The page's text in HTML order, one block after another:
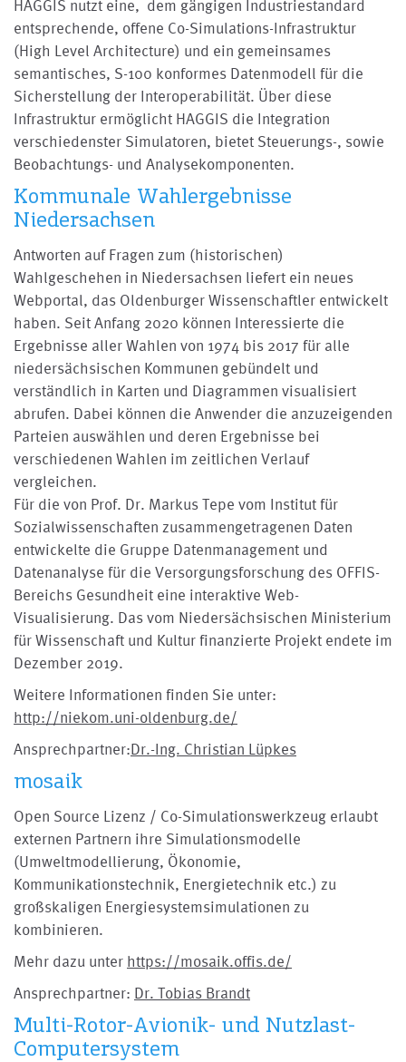
HAGGIS nutzt eine, dem gängigen Industriestandard
entsprechende, offene Co-Simulations-Infrastruktur
(High Level Architecture) und ein gemeinsames
semantisches, S-100 konformes Datenmodell für die
Sicherstellung der Interoperabilität. Über diese
Infrastruktur ermöglicht HAGGIS die Integration
verschiedenster Simulatoren, bietet Steuerungs-, sowie
Beobachtungs- und Analysekomponenten.
Kommunale Wahlergebnisse
Niedersachsen
Antworten auf Fragen zum (historischen)
Wahlgeschehen in Niedersachsen liefert ein neues
Webportal, das Oldenburger Wissenschaftler entwickelt
haben. Seit Anfang 2020 können Interessierte die
Ergebnisse aller Wahlen von 1974 bis 2017 für alle
niedersächsischen Kommunen gebündelt und
verständlich in Karten und Diagrammen visualisiert
abrufen. Dabei können die Anwender die anzuzeigenden
Parteien auswählen und deren Ergebnisse bei
verschiedenen Wahlen im zeitlichen Verlauf
vergleichen.
Für die von Prof. Dr. Markus Tepe vom Institut für
Sozialwissenschaften zusammengetragenen Daten
entwickelte die Gruppe Datenmanagement und
Datenanalyse für die Versorgungsforschung des OFFIS-
Bereichs Gesundheit eine interaktive Web-
Visualisierung. Das vom Niedersächsischen Ministerium
für Wissenschaft und Kultur finanzierte Projekt endete im
Dezember 2019.
Weitere Informationen finden Sie unter:
http://niekom.uni-oldenburg.de/
Ansprechpartner:Dr.-Ing. Christian Lüpkes
mosaik
Open Source Lizenz / Co-Simulationswerkzeug erlaubt
externen Partnern ihre Simulationsmodelle
(Umweltmodellierung, Ökonomie,
Kommunikationstechnik, Energietechnik etc.) zu
großskaligen Energiesystemsimulationen zu
kombinieren.
Mehr dazu unter https://mosaik.offis.de/
Ansprechpartner: Dr. Tobias Brandt
Multi-Rotor-Avionik- und Nutzlast-
Computersystem